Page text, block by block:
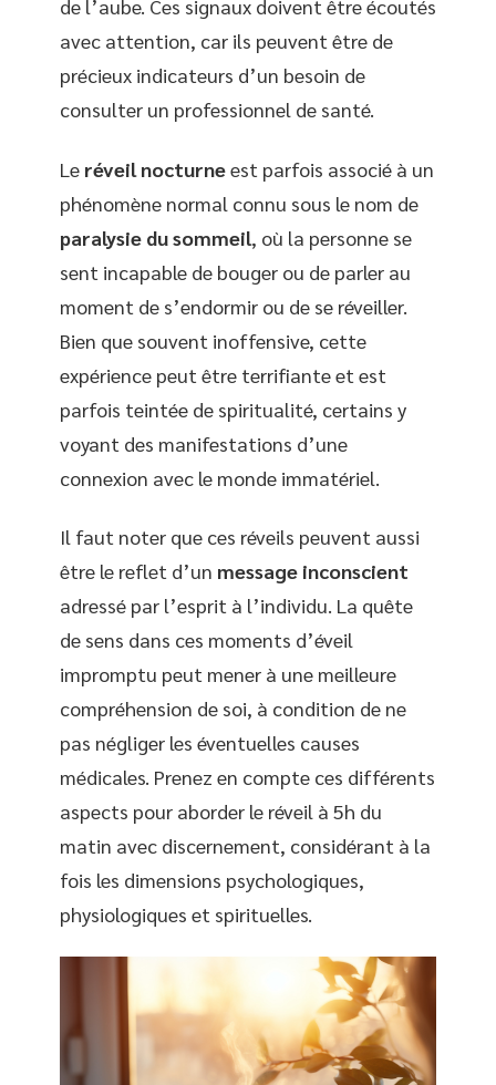
de l’aube. Ces signaux doivent être écoutés
avec attention, car ils peuvent être de
précieux indicateurs d’un besoin de
consulter un professionnel de santé.
Le réveil nocturneest parfois associé à un
phénomène normal connu sous le nom de
paralysie du sommeil, où la personne se
sent incapable de bouger ou de parler au
moment de s’endormir ou de se réveiller.
Bien que souvent inoffensive, cette
expérience peut être terrifiante et est
parfois teintée de spiritualité, certains y
voyant des manifestations d’une
connexion avec le monde immatériel.
Il faut noter que ces réveils peuvent aussi
être le reflet d’un message inconscient
adressé par l’esprit à l’individu. La quête
de sens dans ces moments d’éveil
impromptu peut mener à une meilleure
compréhension de soi, à condition de ne
pas négliger les éventuelles causes
médicales. Prenez en compte ces différents
aspects pour aborder le réveil à 5h du
matin avec discernement, considérant à la
fois les dimensions psychologiques,
physiologiques et spirituelles.